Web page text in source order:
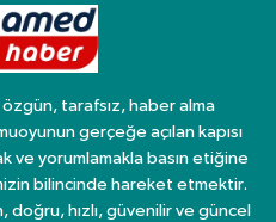
tarafsız, haber alma
gerçeğe açılan kapısı
ve yorumlamakla basın etiğine
bilincinde hareket etmektir.
hızlı, güvenilir ve güncel